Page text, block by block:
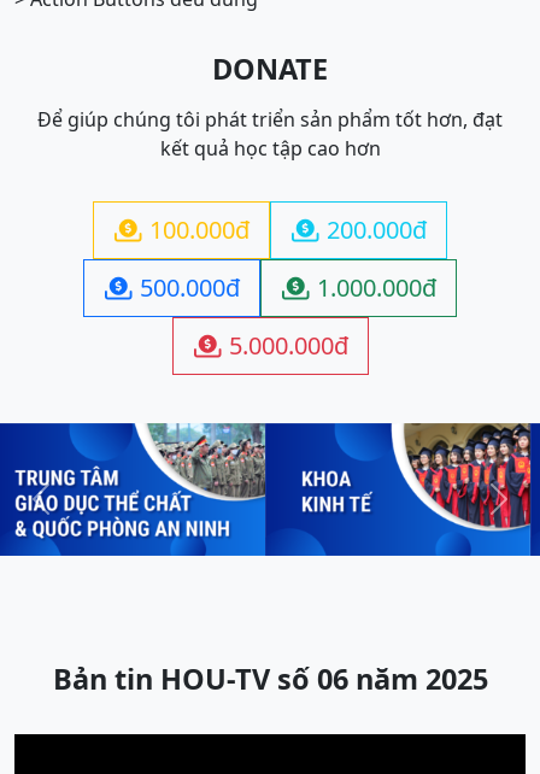
DONATE
Để giúp chúng tôi phát triển sản phẩm tốt hơn, đạt
kết quả học tập cao hơn
 100.000đ  200.000đ
 500.000đ  1.000.000đ
 5.000.000đ
Previous Next
Bản tin HOU-TV số 06 năm 2025